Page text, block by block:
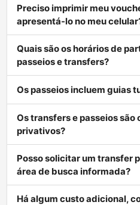
Preciso imprimir meu
apresentá-lo no meu
Quais são os horários de
passeios e transfers?
Os passeios incluem guias
Os transfers e passeios
privativos?
Posso solicitar um transfer
área de busca informada?
Há algum custo adicional,